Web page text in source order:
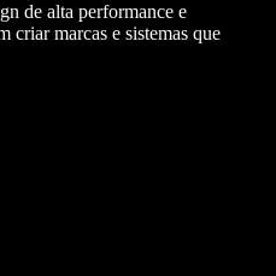
de alta performance e
criar marcas e sistemas que